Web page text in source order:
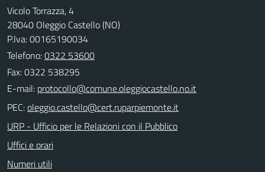
Vicolo Torrazza, 4
28040 Oleggio Castello (NO)
P.Iva: 00165190034
Telefono:0322 53600
Fax: 0322 538295
E-mail:
PEC:
URP - Ufficio per le Relazioni con il Pubblico
Uffici e orari
Numeri utili